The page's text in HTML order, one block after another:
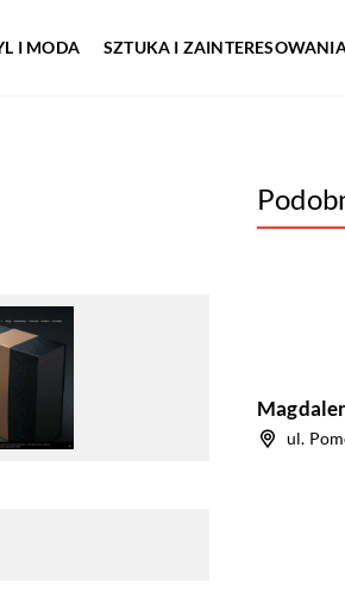
I MODA SZTUKA I
ul.